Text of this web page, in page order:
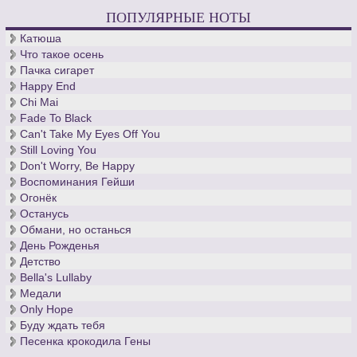
ПОПУЛЯРНЫЕ НОТЫ
Катюша
Что такое осень
Пачка сигарет
Happy End
Chi Mai
Fade To Black
Can't Take My Eyes Off You
Still Loving You
Don't Worry, Be Happy
Воспоминания Гейши
Огонёк
Останусь
Обмани, но останься
День Рожденья
Детство
Bella's Lullaby
Медали
Only Hope
Буду ждать тебя
Песенка крокодила Гены